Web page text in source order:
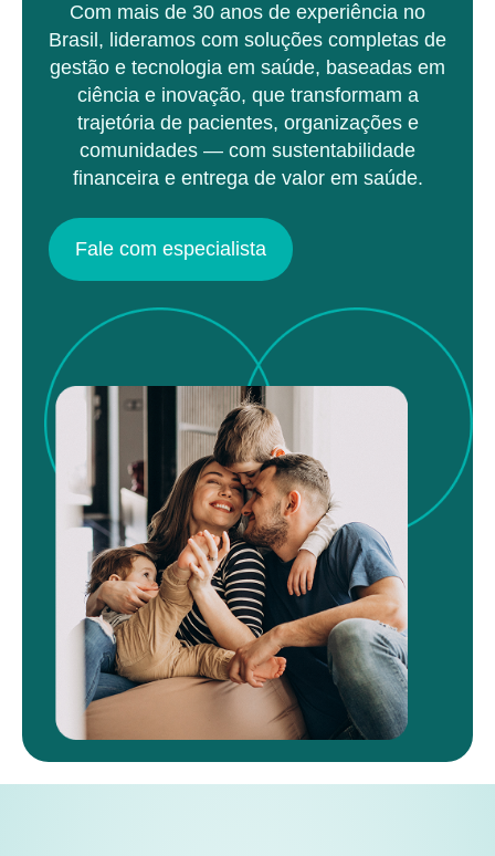
Com mais de 30 anos de experiência no
Brasil, lideramos com soluções completas de
gestão e tecnologia em saúde, baseadas em
ciência e inovação, que transformam a
trajetória de pacientes, organizações e
comunidades — com sustentabilidade
financeira e entrega de valor em saúde.
Fale com especialista